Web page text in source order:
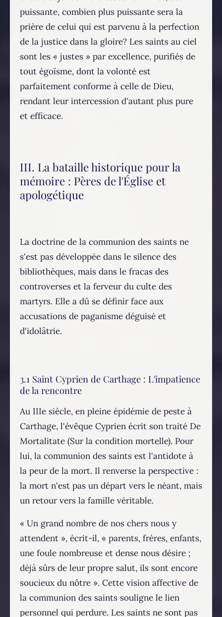
puissante, combien plus puissante sera la
prière de celui qui est parvenu à la perfection
de la justice dans la gloire? Les saints au ciel
sont les « justes » par excellence, purifiés de
tout égoïsme, dont la volonté est
parfaitement conforme à celle de Dieu,
rendant leur intercession d'autant plus pure
et efficace.
III. La bataille historique pour la
mémoire : Pères de l'Église et
apologétique
La doctrine de la communion des saints ne
s'est pas développée dans le silence des
bibliothèques, mais dans le fracas des
controverses et la ferveur du culte des
martyrs. Elle a dû se définir face aux
accusations de paganisme déguisé et
d'idolâtrie.
3.1 Saint Cyprien de Carthage : L'impatience
de la rencontre
Au IIIe siècle, en pleine épidémie de peste à
Carthage, l'évêque Cyprien écrit son traité De
Mortalitate (Sur la condition mortelle). Pour
lui, la communion des saints est l'antidote à
la peur de la mort. Il renverse la perspective :
la mort n'est pas un départ vers le néant, mais
un retour vers la famille véritable.
« Un grand nombre de nos chers nous y
attendent », écrit-il, « parents, frères, enfants,
une foule nombreuse et dense nous désire ;
déjà sûrs de leur propre salut, ils sont encore
soucieux du nôtre ». Cette vision affective de
la communion des saints souligne le lien
personnel qui perdure. Les saints ne sont pas